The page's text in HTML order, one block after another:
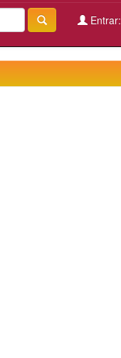
Entrar: